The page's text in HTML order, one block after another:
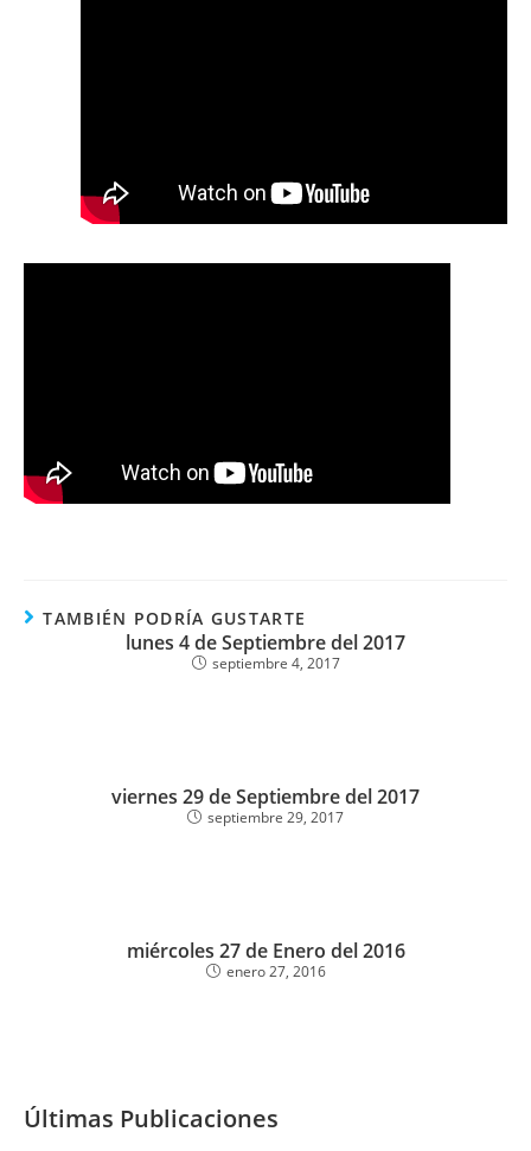
TAMBIÉN PODRÍA GUSTARTE
lunes 4 de Septiembre del 2017
septiembre 4, 2017
viernes 29 de Septiembre del 2017
septiembre 29, 2017
miércoles 27 de Enero del 2016
enero 27, 2016
Últimas Publicaciones